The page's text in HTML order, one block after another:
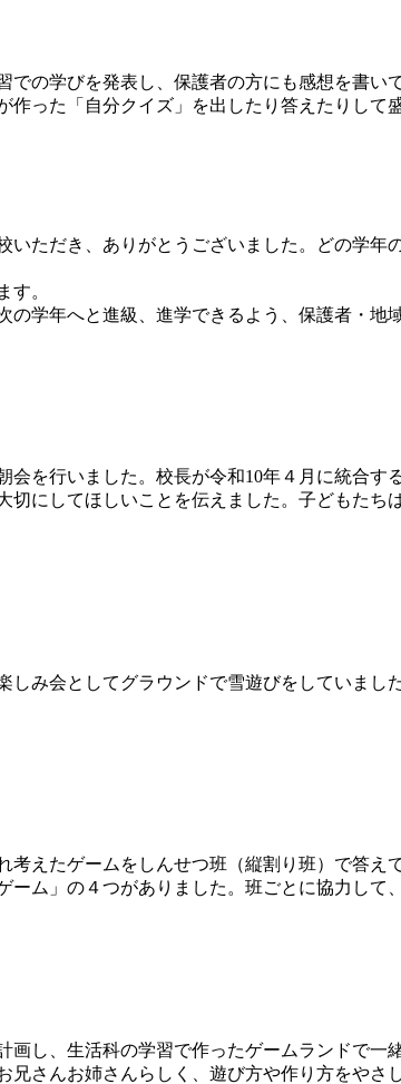
の学びを発表し、保護者の方にも感想を書い
った「自分クイズ」を出したり答えたりして
ただき、ありがとうございました。どの学年
す。
学年へと進級、進学できるよう、保護者・地
を行いました。校長が令和10年４月に統合す
にしてほしいことを伝えました。子どもたち
み会としてグラウンドで雪遊びをしていまし
えたゲームをしんせつ班（縦割り班）で答え
ム」の４つがありました。班ごとに協力して
し、生活科の学習で作ったゲームランドで一
さんお姉さんらしく、遊び方や作り方をやさ